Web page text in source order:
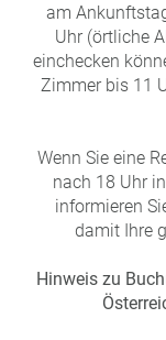
am
Uhr (örtliche
einchecken
Zimmer bis 11
Wenn Sie eine
nach 18 Uhr
informieren
damit Ihre
Hinweis zu